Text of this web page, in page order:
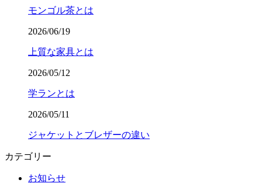
モンゴル茶とは
2026/06/19
上質な家具とは
2026/05/12
学ランとは
2026/05/11
ジャケットとブレザーの違い
カテゴリー
お知らせ